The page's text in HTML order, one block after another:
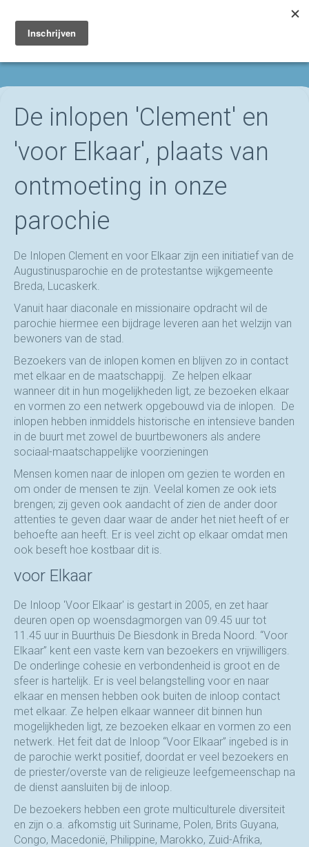
Toggle
navigation
De inlopen 'Clement' en
'voor Elkaar', plaats van
ontmoeting in onze
parochie
De Inlopen Clement en voor Elkaar zijn een initiatief van de
Augustinusparochie en de protestantse wijkgemeente
Breda, Lucaskerk.
Vanuit haar diaconale en missionaire opdracht wil de
parochie hiermee een bijdrage leveren aan het welzijn van
bewoners van de stad.
Bezoekers van de inlopen komen en blijven zo in contact
met elkaar en de maatschappij. Ze helpen elkaar
wanneer dit in hun mogelijkheden ligt, ze bezoeken elkaar
en vormen zo een netwerk opgebouwd via de inlopen. De
inlopen hebben inmiddels historische en intensieve banden
in de buurt met zowel de buurtbewoners als andere
sociaal-maatschappelijke voorzieningen
Mensen komen naar de inlopen om gezien te worden en
om onder de mensen te zijn. Veelal komen ze ook iets
brengen; zij geven ook aandacht of zien de ander door
attenties te geven daar waar de ander het niet heeft of er
behoefte aan heeft. Er is veel zicht op elkaar omdat men
ook beseft hoe kostbaar dit is.
voor Elkaar
De Inloop 'Voor Elkaar' is gestart in 2005, en zet haar
deuren open op woensdagmorgen van 09.45 uur tot
11.45 uur in Buurthuis De Biesdonk in Breda Noord. “Voor
Elkaar” kent een vaste kern van bezoekers en vrijwilligers.
De onderlinge cohesie en verbondenheid is groot en de
sfeer is hartelijk. Er is veel belangstelling voor en naar
elkaar en mensen hebben ook buiten de inloop contact
met elkaar. Ze helpen elkaar wanneer dit binnen hun
mogelijkheden ligt, ze bezoeken elkaar en vormen zo een
netwerk. Het feit dat de Inloop “Voor Elkaar” ingebed is in
de parochie werkt positief, doordat er veel bezoekers en
de priester/overste van de religieuze leefgemeenschap na
de dienst aansluiten bij de inloop.
De bezoekers hebben een grote multiculturele diversiteit
en zijn o.a. afkomstig uit Suriname, Polen, Brits Guyana,
Congo, Macedonië, Philippine, Marokko, Zuid-Afrika,